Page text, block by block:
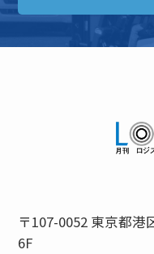
〒107-0052 東京都
6F